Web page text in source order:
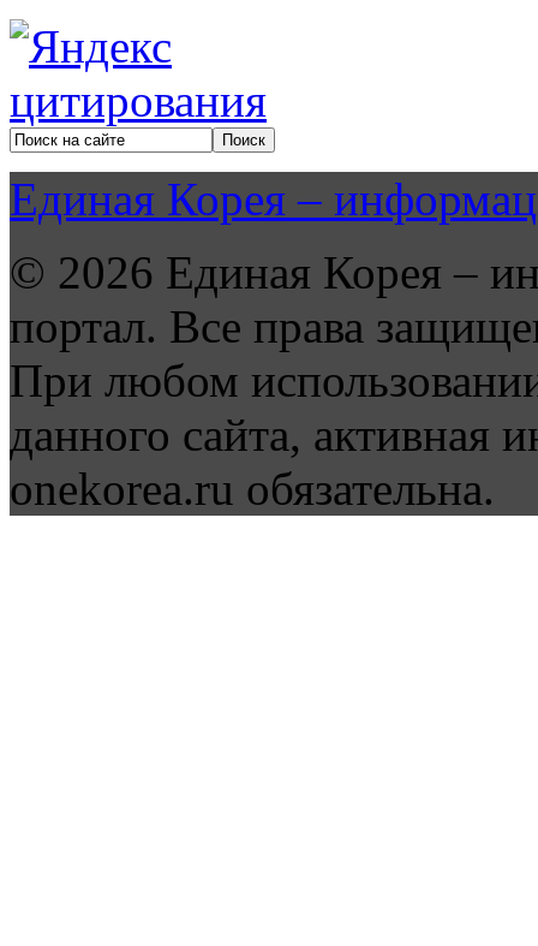
Единая Корея –
© 2026 Единая Корея –
портал. Все права
При любом
данного сайта, активная
onekorea.ru обязательна.